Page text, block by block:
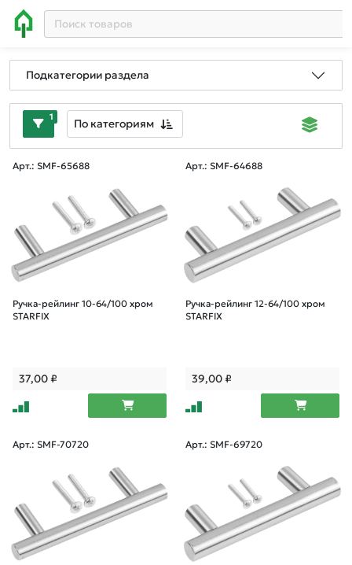
Подкатегории раздела
1 По категориям
Арт.: SMF-65688
Ручка-рейлинг 10-64/100 хром
STARFIX
37,00₽
Арт.: SMF-64688
Ручка-рейлинг 12-64/100 хром
STARFIX
39,00₽
Арт.: SMF-70720 Арт.: SMF-69720